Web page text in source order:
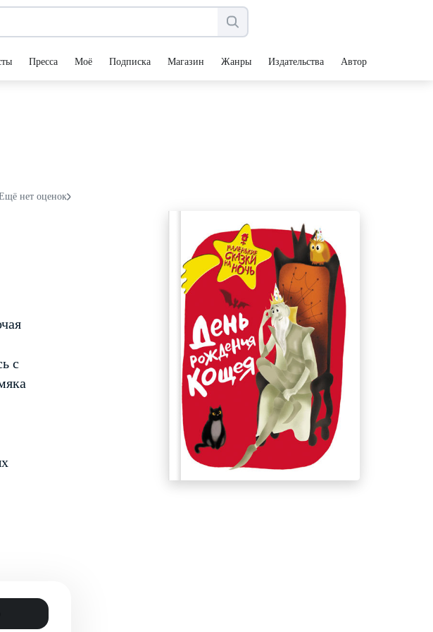
Пресса Моё Подписка Магазин Жанры Издательства Авторы
нет оценок
с